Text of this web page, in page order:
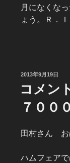
月になくな
ょう。Ｒ．Ｉ
投
2013年9月19日
コメン
７００
田村さん お
ハムフェア